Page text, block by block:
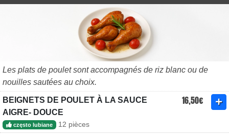
Les plats de poulet sont accompagnés de riz blanc ou de
nouilles sautées au choix.
BEIGNETS DE POULET À LA SAUCE
AIGRE- DOUCE
16,50€
często lubiane 12 pièces